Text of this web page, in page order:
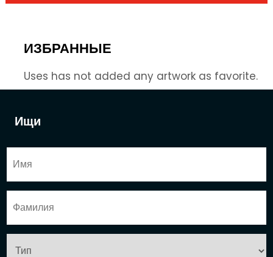
Ищи
ИЗБРАННЫЕ
Uses has not added any artwork as favorite.